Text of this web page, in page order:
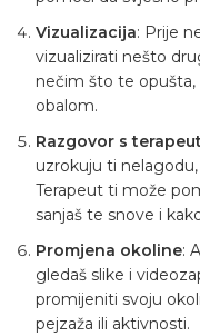
Vizualizacija: Prije
vizualizirati nešto
nečim što te opušta,
obalom.
Razgovor s
uzrokuju ti
Terapeut ti može
sanjaš te snove i
Promjena okoline:
gledaš slike i
promijeniti svoju
pejzaža ili aktivnosti.